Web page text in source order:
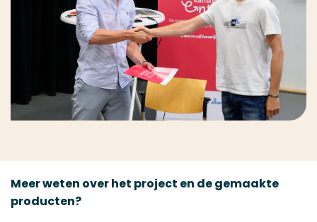
Meer weten over het project en de gemaakte
producten?